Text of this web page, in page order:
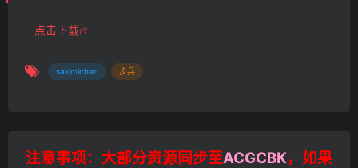
点击下载
sakimichan 步兵
注意事项：大部分资源同步至ACGCBK，如果